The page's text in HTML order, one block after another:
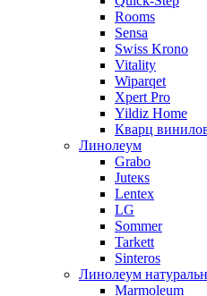
Rooms
Sensa
Swiss Krono
Vitality
Wiparqet
Xpert Pro
Yildiz Home
Кварц
Линолеум
Grabo
Juteкs
Lentex
LG
Sommer
Tarkett
Sinteros
Линолеум
Marmoleum